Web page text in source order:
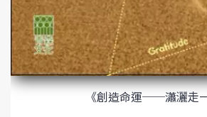
《創造命運──瀟灑走